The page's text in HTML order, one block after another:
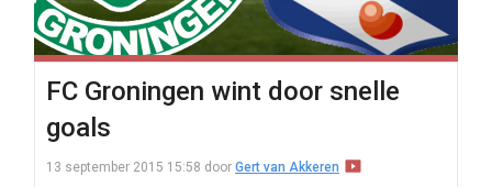
FC Groningen wint door snelle
goals
13 september 2015 15:58 door Gert van Akkeren